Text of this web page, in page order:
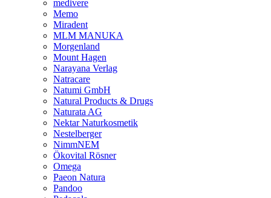
medivere
Memo
Miradent
MLM MANUKA
Morgenland
Mount Hagen
Narayana Verlag
Natracare
Natumi GmbH
Natural Products & Drugs
Naturata AG
Nektar Naturkosmetik
Nestelberger
NimmNEM
Ökovital Rösner
Omega
Paeon Natura
Pandoo